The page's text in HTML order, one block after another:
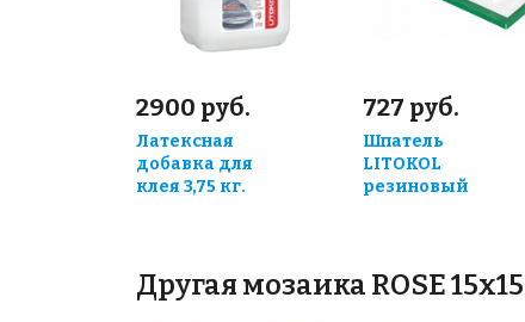
2900 руб.
Латексная
добавка для
клея 3,75 кг.
727 руб.
Шпатель
LITOKOL
резиновый
Другая мозаика ROSE 15x15